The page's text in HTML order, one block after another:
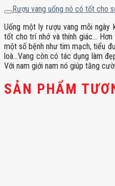
Rượu vang uống nó có tốt cho
Uống một ly rượu vang mỗi ngày
tốt cho trí nhớ và thính giác…
một số bệnh như tim mạch, tiểu
loà…Vang còn có tác dụng làm
Với nam giới nam nó giúp tăng
SẢN PHẨM